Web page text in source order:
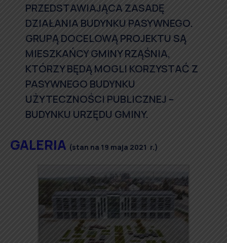
PRZEDSTAWIAJĄCA ZASADĘ
DZIAŁANIA BUDYNKU PASYWNEGO.
GRUPĄ DOCELOWĄ PROJEKTU SĄ
MIESZKAŃCY GMINY RZĄŚNIA,
KTÓRZY BĘDĄ MOGLI KORZYSTAĆ Z
PASYWNEGO BUDYNKU
UŻYTECZNOŚCI PUBLICZNEJ –
BUDYNKU URZĘDU GMINY.
GALERIA (stan na 19 maja 2021 r.)